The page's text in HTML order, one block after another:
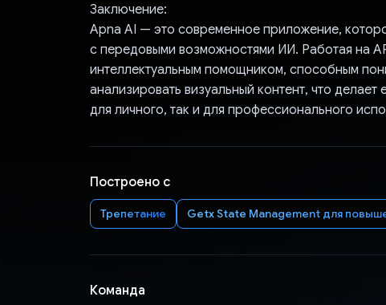
Заключение:
Apna AI — это современное приложение,
с передовыми возможностями ИИ. Работая на
интеллектуальным помощником, способным
анализировать визуальный контент, что
для личного, так и для профессионального
Построено с
Трепетание Getx State Management для
Команда